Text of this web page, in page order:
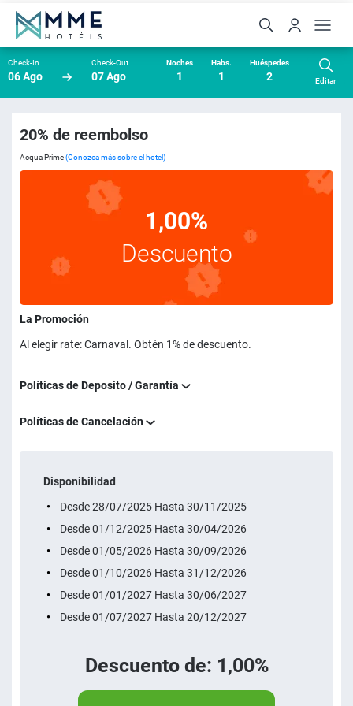
Check-In
06 Ago
Check-Out
07 Ago
Noches
1
Habs.
1
Huéspedes
2 Editar
20% de reembolso
Acqua Prime(Conozca más sobre el hotel)
1,00%
Descuento
La Promoción
Al elegir rate: Carnaval. Obtén 1% de descuento.
Políticas de Deposito / Garantía
Políticas de Cancelación
Disponibilidad
Desde 28/07/2025 Hasta 30/11/2025
Desde 01/12/2025 Hasta 30/04/2026
Desde 01/05/2026 Hasta 30/09/2026
Desde 01/10/2026 Hasta 31/12/2026
Desde 01/01/2027 Hasta 30/06/2027
Desde 01/07/2027 Hasta 20/12/2027
Descuento de: 1,00%